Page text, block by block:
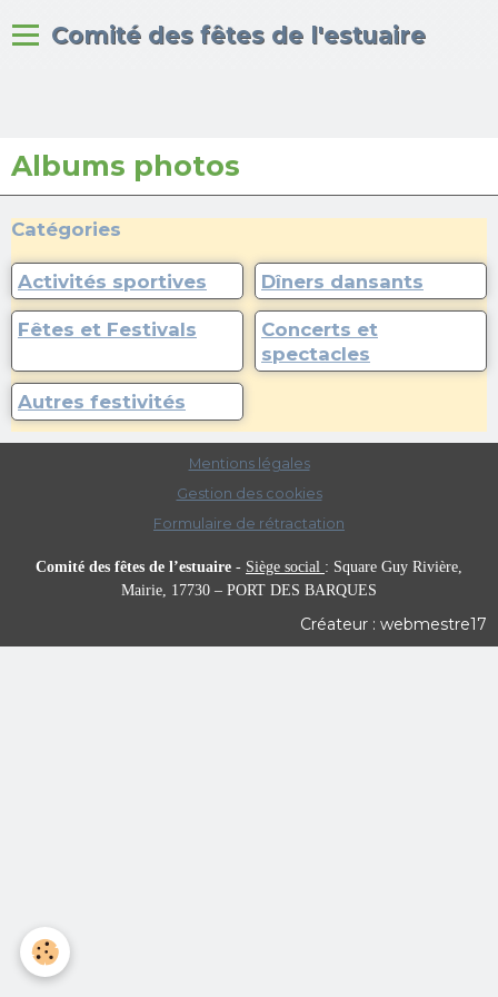
Comité des fêtes de l'estuaire
Accueil
Albums photos
Catégories
Activités sportives Dîners dansants
Fêtes et Festivals
Concerts et
spectacles
Autres festivités
Mentions légales
Gestion des cookies
Formulaire de rétractation
Comité des fêtes de l’estuaire - Siège social : Square Guy Rivière,
Mairie, 17730 – PORT DES BARQUES
Créateur : webmestre17